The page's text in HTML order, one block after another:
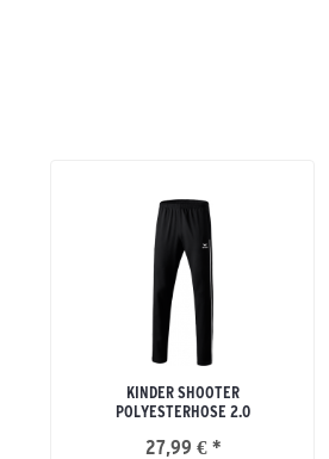
KINDER SHOOTER
POLYESTERHOSE 2.0
27,99 € *